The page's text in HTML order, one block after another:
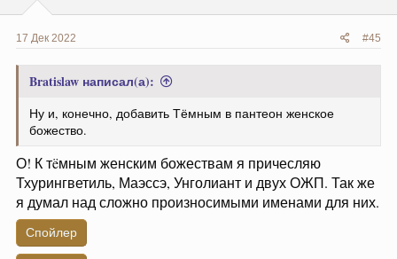
17 Дек 2022 #45
Bratislaw написал(а):
Ну и, конечно, добавить Тёмным в пантеон женское
божество.
О! К тëмным женским божествам я причесляю
Тхурингветиль, Маэссэ, Унголиант и двух ОЖП. Так же
я думал над сложно произносимыми именами для них.
Спойлер